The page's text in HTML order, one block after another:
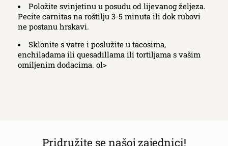
Položite svinjetinu u posudu od lijevanog željeza.
Pecite carnitas na roštilju 3-5 minuta ili dok rubovi
ne postanu hrskavi.
Sklonite s vatre i poslužite u tacosima,
enchiladama ili quesadillama ili tortiljama s vašim
omiljenim dodacima. ol>
Pridružite se našoj zajednici!